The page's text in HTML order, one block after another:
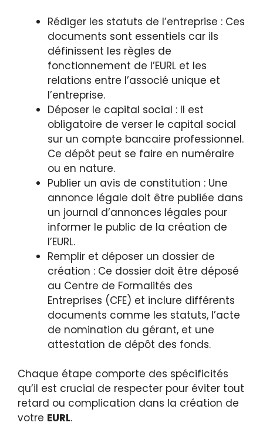
Rédiger les statuts de l’entreprise : Ces
documents sont essentiels car ils
définissent les règles de
fonctionnement de l’EURL et les
relations entre l’associé unique et
l’entreprise.
Déposer le capital social : Il est
obligatoire de verser le capital social
sur un compte bancaire professionnel.
Ce dépôt peut se faire en numéraire
ou en nature.
Publier un avis de constitution : Une
annonce légale doit être publiée dans
un journal d’annonces légales pour
informer le public de la création de
l’EURL.
Remplir et déposer un dossier de
création : Ce dossier doit être déposé
au Centre de Formalités des
Entreprises (CFE) et inclure différents
documents comme les statuts, l’acte
de nomination du gérant, et une
attestation de dépôt des fonds.
Chaque étape comporte des spécificités
qu’il est crucial de respecter pour éviter tout
retard ou complication dans la création de
votre EURL.